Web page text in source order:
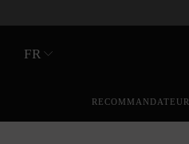
FR
RECOMMANDATEUR